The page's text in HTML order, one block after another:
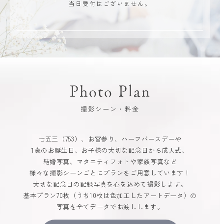
当日受付はございません。
Photo Plan
撮影シーン・料金
七五三（753）、お宮参り、ハーフバースデーや
1歳のお誕生日、お子様の大切な記念日から成人式、
結婚写真、マタニティフォトや家族写真など
様々な撮影シーンごとにプランをご用意しています！
大切な記念日の記録写真を心を込めて撮影します。
基本プラン70枚（うち10枚は色加工したアートデータ）の
写真を全てデータでお渡しします。